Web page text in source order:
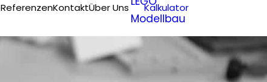
ReferenzenKontaktÜber Uns Kalkulator